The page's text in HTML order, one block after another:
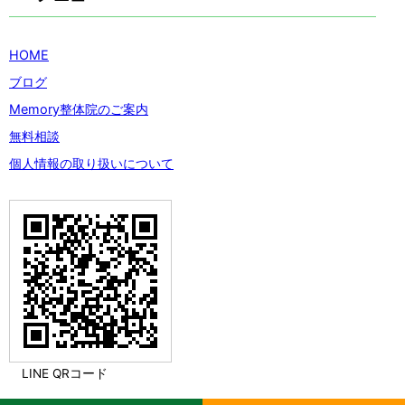
HOME
ブログ
Memory整体院のご案内
無料相談
個人情報の取り扱いについて
LINE QRコード